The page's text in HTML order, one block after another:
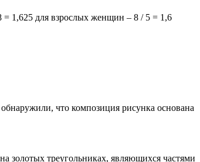
= 1,625 для взрослых женщин – 8 / 5 = 1,6
что композиция рисунка основана
золотых треугольниках, являющихся частями